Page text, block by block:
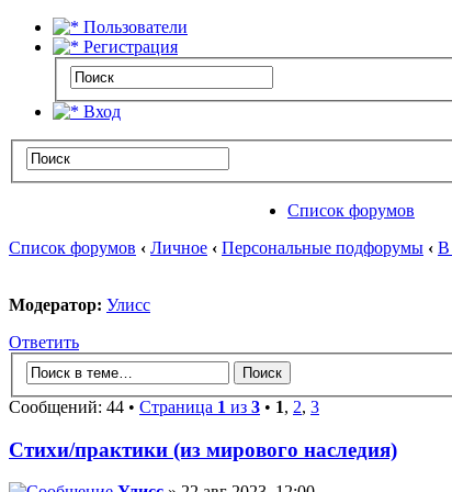
Пользователи
Регистрация
Вход
Список форумов
Список форумов ‹ Личное ‹ Персональные подфорумы ‹ В
Модератор: Улисс
Ответить
Сообщений: 44 • Страница 1 из 3 • 1, 2, 3
Стихи/практики (из мирового наследия)